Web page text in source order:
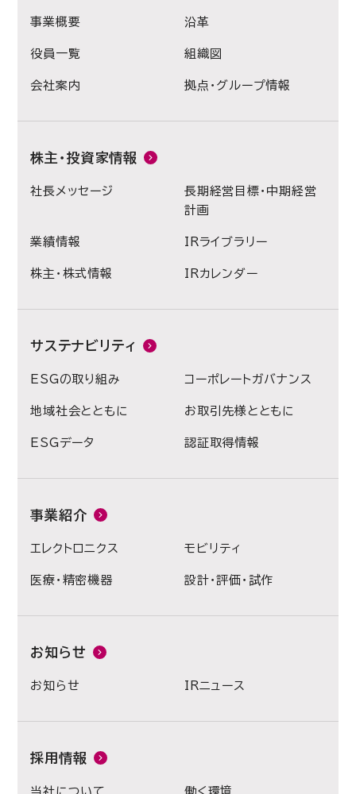
事業概要 沿革
役員一覧 組織図
会社案内 拠点・グループ情報
株主・投資家情報
社長メッセージ
長期経営目標・中期経営
計画
業績情報 IRライブラリー
株主・株式情報 IRカレンダー
サステナビリティ
ESGの取り組み コーポレートガバナンス
地域社会とともに お取引先様とともに
ESGデータ 認証取得情報
事業紹介
エレクトロニクス モビリティ
医療・精密機器 設計・評価・試作
お知らせ
お知らせ IRニュース
採用情報
当社について 働く環境